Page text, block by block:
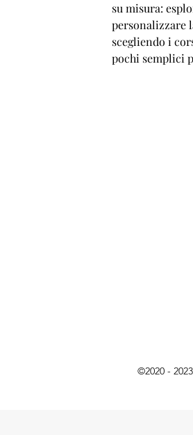
su misura:
personalizzare
scegliendo i
pochi semplici
©2020 -